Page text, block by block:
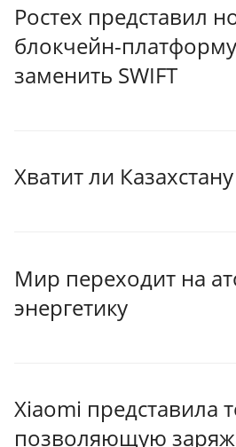
Ростех представил
блокчейн-
заменить SWIFT
Хватит ли
Мир переходит на
энергетику
Xiaomi представила
позволяющую